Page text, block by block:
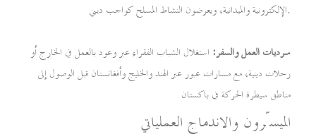
الإلكترونية والميدانية، ويعرضون النشاط المسلح كواجب ديني.
سرديات العمل والسفر: استغلال الشباب الفقراء عبر وعود بالعمل في الخارج أو
رحلات دينية، مع مسارات عبور عبر الهند والخليج وأفغانستان قبل الوصول إلى
مناطق سيطرة الحركة في باكستان
الميسّرون والاندماج العملياتي